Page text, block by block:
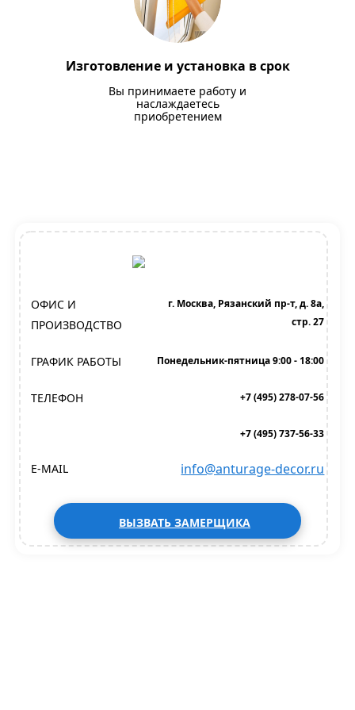
Изготовление и установка в срок
Вы принимаете работу и
наслаждаетесь
приобретением
ОФИС И
ПРОИЗВОДСТВО
г. Москва, Рязанский пр-т, д. 8а,
стр. 27
ГРАФИК РАБОТЫ Понедельник-пятница 9:00 - 18:00
ТЕЛЕФОН +7 (495) 278-07-56
+7 (495) 737-56-33
E-MAIL info@anturage-decor.ru
ВЫЗВАТЬ ЗАМЕРЩИКА